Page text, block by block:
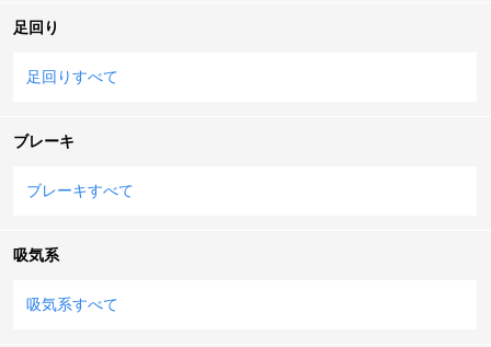
足回り
足回りすべて
ブレーキ
ブレーキすべて
吸気系
吸気系すべて